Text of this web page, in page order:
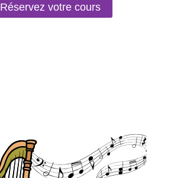
Réservez votre cours